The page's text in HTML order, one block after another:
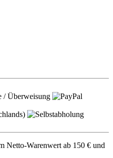
Netto-Warenwert ab 150 € und